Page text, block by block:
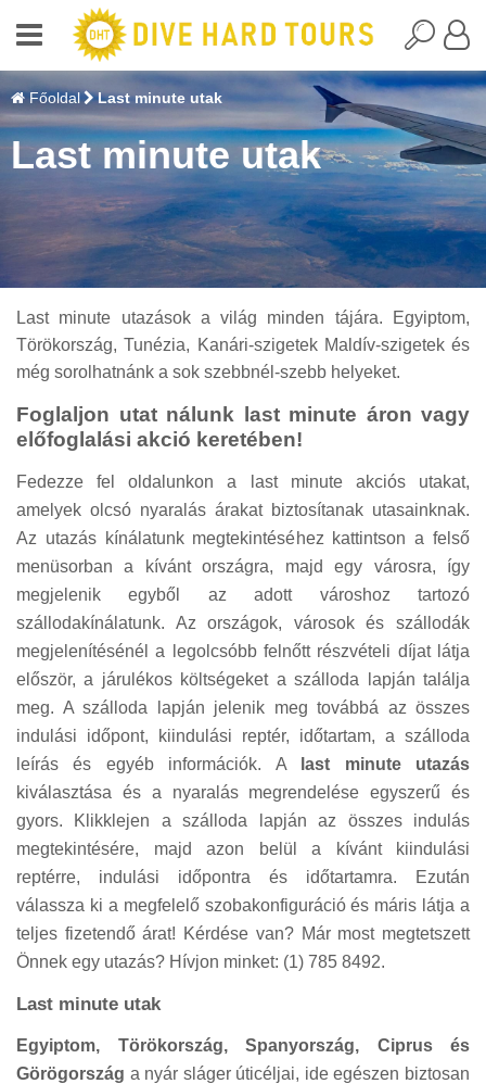
Főoldal Last minute utak
Last minute utak
Last minute utazások a világ minden tájára. Egyiptom,
Törökország, Tunézia, Kanári-szigetek Maldív-szigetek és
még sorolhatnánk a sok szebbnél-szebb helyeket.
Foglaljon utat nálunk last minute áron vagy
előfoglalási akció keretében!
Fedezze fel oldalunkon a last minute akciós utakat,
amelyek olcsó nyaralás árakat biztosítanak utasainknak.
Az utazás kínálatunk megtekintéséhez kattintson a felső
menüsorban a kívánt országra, majd egy városra, így
megjelenik egyből az adott városhoz tartozó
szállodakínálatunk. Az országok, városok és szállodák
megjelenítésénél a legolcsóbb felnőtt részvételi díjat látja
először, a járulékos költségeket a szálloda lapján találja
meg. A szálloda lapján jelenik meg továbbá az összes
indulási időpont, kiindulási reptér, időtartam, a szálloda
leírás és egyéb információk. A
last minute utazás
kiválasztása és a nyaralás megrendelése egyszerű és
gyors. Klikklejen a szálloda lapján az összes indulás
megtekintésére, majd azon belül a kívánt kiindulási
reptérre, indulási időpontra és időtartamra. Ezután
válassza ki a megfelelő szobakonfiguráció és máris látja a
teljes fizetendő árat! Kérdése van? Már most megtetszett
Önnek egy utazás? Hívjon minket: (1) 785 8492.
Last minute utak
Egyiptom, Törökország, Spanyország, Ciprus és
Görögország a nyár sláger úticéljai, ide egészen biztosan